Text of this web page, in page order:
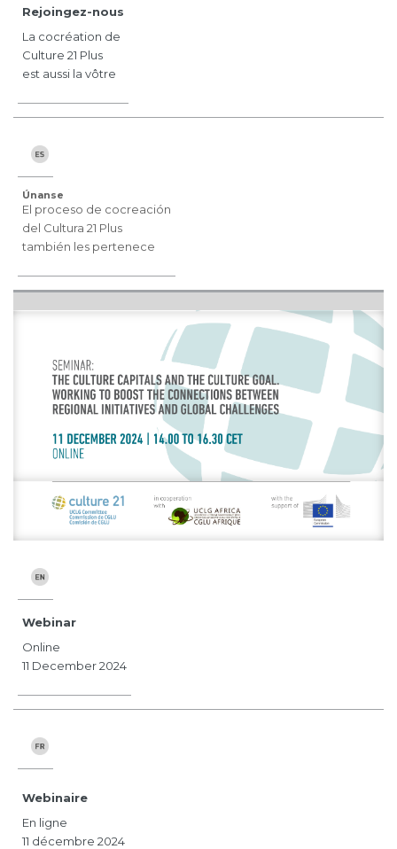
Rejoingez-nous
La cocréation de
Culture 21 Plus
est aussi la vôtre
Únanse
El proceso de cocreación
del Cultura 21 Plus
también les pertenece
Webinar
Online
11 December 2024
Webinaire
En ligne
11 décembre 2024